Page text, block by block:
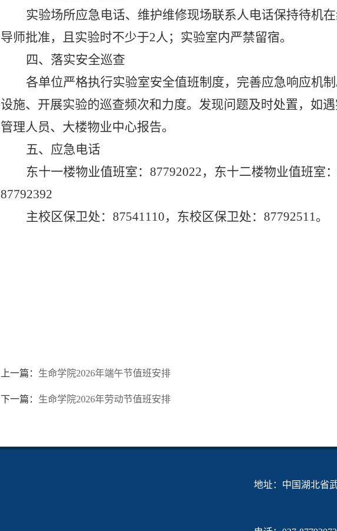
实验场所应急电话、维护维修现场联系人电话保持待机
导师批准，且实验时不少于2人；实验室内严禁留宿。
四、落实安全巡查
各单位严格执行实验室安全值班制度，完善应急响应机
设施、开展实验的巡查频次和力度。发现问题及时处置，如
管理人员、大楼物业中心报告。
五、应急电话
东十一楼物业值班室： 87792022，东十二楼物业值班室：
87792392
主校区保卫处： 87541110，东校区保卫处： 87792511。
上一篇： 生命学院2026年端午节值班安排
下一篇： 生命学院2026年劳动节值班安排
地址：中国湖北省